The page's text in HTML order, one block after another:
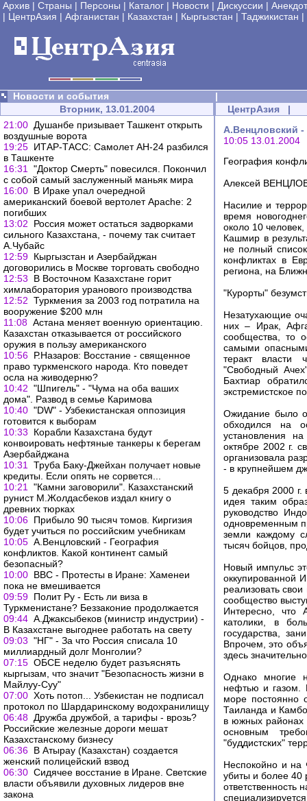
Архив | Страны | Персоны | Каталог | Новости | Дискуссии |
| ЦентрАзия | Афганистан | Казахстан | Кыргызстан | Таджикистан |
Новости и события
|
Вторник, 13.01.2004
21:00 Душанбе призывает Ташкент открыть
воздушные ворота
19:25 ИТАР-ТАСС: Самолет АН-24 разбился
в Ташкенте
16:31
"Доктор Смерть" повесился. Покончил
с собой самый заслуженный маньяк мира
16:00 В Ираке упал очередной
американский боевой вертолет Apache: 2
погибших
13:02
Россия может остаться задворками
сильного Казахстана, - почему так считает
А.Чубайс
12:59 Кыргызстан и Азербайджан
договорились в Москве торговать свободно
12:53
В Восточном Казахстане горит
химлаборатория уранового производства
12:52 Туркмения за 2003 год потратила на
вооружение $200 млн
11:08 Астана меняет военную ориентацию.
Казахстан отказывается от российского
оружия в пользу американского
10:56 Р.Назаров: Восстание - священное
право туркменского народа. Кто поведет
осла на живодерню?
10:42 "Шпигель" - "Чума на оба ваших
дома". Развод в семье Каримова
10:40 "DW" - Узбекистанская оппозиция
готовится к выборам
10:33
Корабли Казахстана будут
конвоировать нефтяные танкеры к берегам
Азербайджана
10:31
Труба Баку-Джейхан получает новые
кредиты. Если опять не сорвется...
10:21
"Камни заговорили". Казахстанский
рунист М.Жолдасбеков издал книгу о
древних тюрках
10:06 Прибыло 90 тысяч томов. Киргизия
будет учиться по российским учебникам
10:05 А.Венцловский - География
конфликтов. Какой континент самый
безопасный?
10:00 ВВС - Протесты в Иране: Хаменеи
пока не вмешивается
09:59 Полит Ру - Есть ли виза в
Туркменистане? Беззаконие продолжается
09:44 А.Джаксыбеков (министр индустрии) -
В Казахстане выгоднее работать на свету
09:03 "НГ" - За что Россия списала 10
миллиардный долг Монголии?
07:15 ОБСЕ неделю будет разъяснять
кыргызам, что значит "Безопасность жизни в
Майлуу-Суу"
07:00 Хоть потоп... Узбекистан не подписал
протокол по Шардаринскому водохранилищу
06:48 Дружба дружбой, а тарифы - врозь?
Российские железные дороги мешат
Казахстанскому бизнесу
06:36 В Атырау (Казахстан) создается
женский полицейский взвод
06:30 Сидячее восстание в Иране. Светские
власти объявили духовных лидеров вне
закона
ЦентрАзия |
А.Венцловский -
10:05 13.01.2004
География
Алексей
Насилие и
время
около 10
Кашмир в
не полный
конфликтах в
региона, на
"Курорты"
Незатухающие
них – Ирак,
сообщества, то
самыми
теракт власти
"Свободный
Бахтиар
экстремистское
Ожидание было
обходился на
установления
октябре 2002 г.
организовала
- в крупнейшем
5 декабря 2000 г.
идея таким
руководство
одновременным
земли каждому
тысяч бойцов,
Новый импульс
оккупированной
реализовать
сообщество
Интересно, что
католики, в
государства,
Впрочем, это
здесь
Однако многие
нефтью и газом.
море постоянно
Таиланда и
в южных районах
основным
"буддистских"
Неспокойно и на
убиты и более 40
ответственность